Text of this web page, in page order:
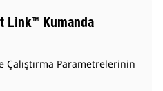
Link™ Kumanda
Çalıştırma Parametrelerinin